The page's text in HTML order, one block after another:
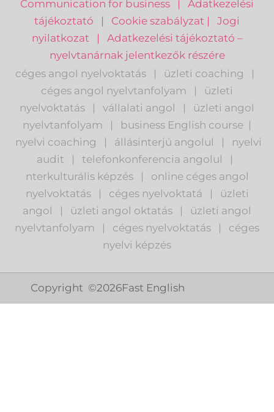
Communication for business | Adatkezelési
tájékoztató | Cookie szabályzat | Jogi
nyilatkozat | Adatkezelési tájékoztató –
nyelvtanárnak jelentkezők részére
céges angol nyelvoktatás
| üzleti coaching
|
céges angol nyelvtanfolyam
|
üzleti
nyelvoktatás
| vállalati angol |
üzleti angol
nyelvtanfolyam
| business English course |
nyelvi coaching
| állásinterjú angolul |
nyelvi
audit
| telefonkonferencia angolul
|
nterkulturális képzés
| online céges angol
nyelvoktatás
| céges nyelvoktatá |
üzleti
angol
| üzleti angol oktatás |
üzleti angol
nyelvtanfolyam
| céges nyelvoktatás |
céges
nyelvi képzés
Copyright ©2026Fast English